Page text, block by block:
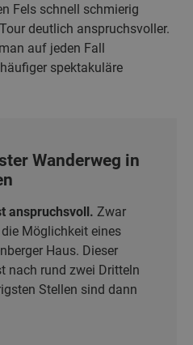
Fels schnell schmierig
deutlich anspruchsvoller.
auf jeden Fall
spektakuläre
Wanderweg in
anspruchsvoll. Zwar
Möglichkeit eines
Haus. Dieser
nach rund zwei Dritteln
Stellen sind dann